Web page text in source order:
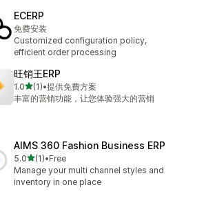
ECERP
免费安装
Customized configuration policy,
efficient order processing
旺销王ERP
1.0เต็ม 5 ดาว
(1)
ทั้งหมด 1 รีวิว
•提供免費方案
丰富的营销功能，让您体验强大的营销
AIMS 360 Fashion Business ERP
5.0เต็ม 5 ดาว
(1)
ทั้งหมด 1 รีวิว
•Free
Manage your multi channel styles and
inventory in one place